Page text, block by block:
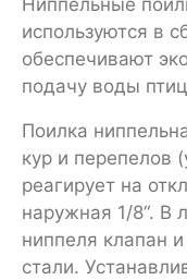
Ниппельные
используются в
обеспечивают
подачу воды
Поилка
кур и перепелов
реагирует на
наружная 1/8“. В
ниппеля клапан
стали.